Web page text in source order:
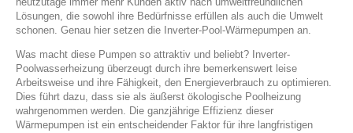
Lösungen, die sowohl ihre Bedürfnisse erfüllen als auch die Umwelt
schonen. Genau hier setzen die Inverter-Pool-Wärmepumpen an.
Was macht diese Pumpen so attraktiv und beliebt? Inverter-
Poolwasserheizung überzeugt durch ihre bemerkenswert leise
Arbeitsweise und ihre Fähigkeit, den Energieverbrauch zu optimieren.
Dies führt dazu, dass sie als äußerst ökologische Poolheizung
wahrgenommen werden. Die ganzjährige Effizienz dieser
Wärmepumpen ist ein entscheidender Faktor für ihre langfristigen